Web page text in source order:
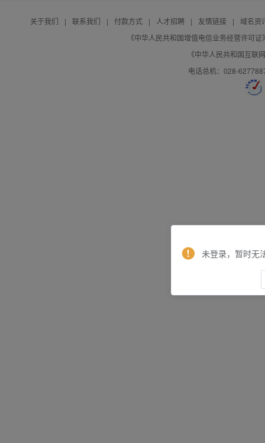
关于我们 | 联系我们 | 付款方式 | 人才招聘 | 友情链接 |
域名资
《中华人民共和国增值电信业务经营许可
《中华人民共和国互联
电话总机：028-
未登录，暂时无